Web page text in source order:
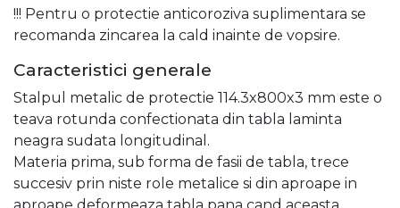
!!! Pentru o protectie anticoroziva suplimentara se
recomanda zincarea la cald inainte de vopsire.
Caracteristici generale
Stalpul metalic de protectie 114.3x800x3 mm este o
teava rotunda confectionata din tabla laminta
neagra sudata longitudinal.
Materia prima, sub forma de fasii de tabla, trece
succesiv prin niste role metalice si din aproape in